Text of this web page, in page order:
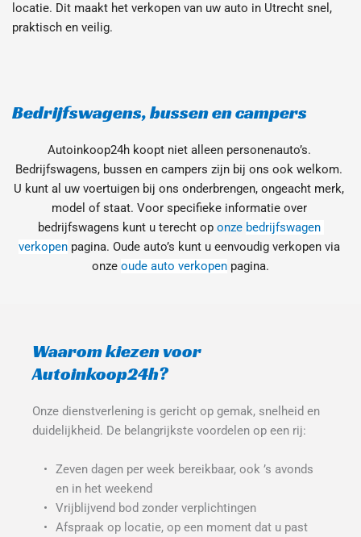
locatie. Dit maakt het verkopen van uw auto in Utrecht snel,
praktisch en veilig.
Bedrijfswagens, bussen en campers
Autoinkoop24h koopt niet alleen personenauto’s.
Bedrijfswagens, bussen en campers zijn bij ons ook welkom.
U kunt al uw voertuigen bij ons onderbrengen, ongeacht merk,
model of staat. Voor specifieke informatie over
bedrijfswagens kunt u terecht op onze bedrijfswagen
verkopen pagina. Oude auto’s kunt u eenvoudig verkopen via
onze oude auto verkopen pagina.
Waarom kiezen voor
Autoinkoop24h?
Onze dienstverlening is gericht op gemak, snelheid en
duidelijkheid. De belangrijkste voordelen op een rij:
Zeven dagen per week bereikbaar, ook ’s avonds
en in het weekend
Vrijblijvend bod zonder verplichtingen
Afspraak op locatie, op een moment dat u past